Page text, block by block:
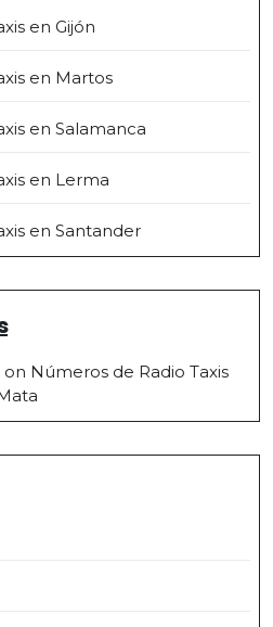
en Gijón
en Martos
en Salamanca
en Lerma
en Santander
on Números de Radio Taxis